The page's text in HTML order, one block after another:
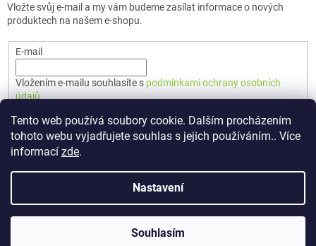
Tento web používá soubory cookie. Dalším procházením
tohoto webu vyjadřujete souhlas s jejich používáním.. Více
informací zde.
Nastavení
Souhlasím
Vložte svůj e-mail a my vám budeme zasílat informace o nových
produktech na našem e-shopu.
E-mail
Vložením e-mailu souhlasíte s podmínkami ochrany osobních
údajů
PŘIHLÁSIT SE
Vytvořil Shoptet Premium
🇨🇿 TERUNKA. Všechna práva vyhrazena.